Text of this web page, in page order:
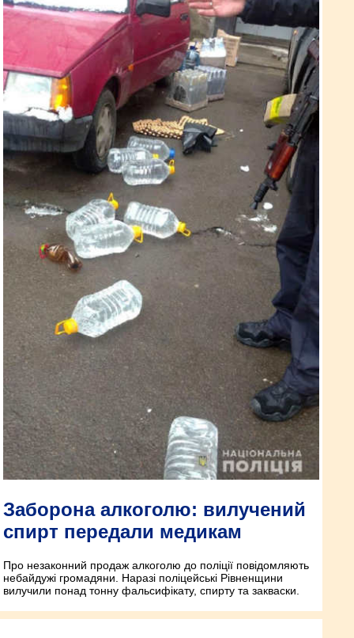
Заборона алкоголю: вилучений
спирт передали медикам
Про незаконний продаж алкоголю до поліції повідомляють
небайдужі громадяни. Наразі поліцейські Рівненщини
вилучили понад тонну фальсифікату, спирту та закваски.